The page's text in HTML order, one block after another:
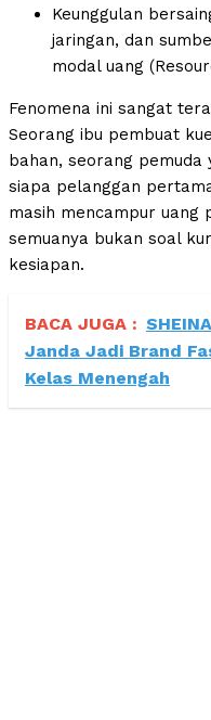
Keunggulan
jaringan, dan
modal uang
Fenomena ini sangat
Seorang ibu pembuat
bahan, seorang
siapa pelanggan
masih mencampur uang
semuanya bukan soal
kesiapan.
BACA JUGA :
Janda Jadi Brand
Kelas Menengah